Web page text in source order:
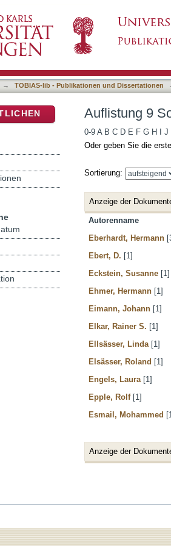
→ TOBIAS-lib - Publikationen und Dissertationen
Auflistung 9
0-9 A B C D E F G H J
Oder geben Sie die
Sortierung:
Anzeige der
Autorenname
Eberhardt, Hermann
Ebert, D. [1]
Eckstein, Susanne [1]
Ehmer, Hermann [1]
Eimann, Johann [1]
Elkar, Rainer S. [1]
Ellsässer, Linda [1]
Elsässer, Roland [1]
Engels, Laura [1]
Epple, Rolf[1]
Esmail, Mohammed
Anzeige der